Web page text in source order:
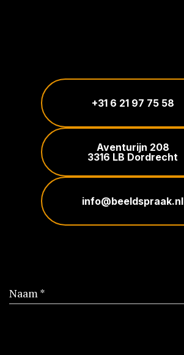
+31 6 21 97 75 58
Aventurijn 208
3316 LB Dordrecht
info@beeldspraak.nl
Naam *